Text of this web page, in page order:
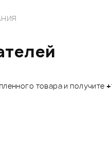
товара и получите